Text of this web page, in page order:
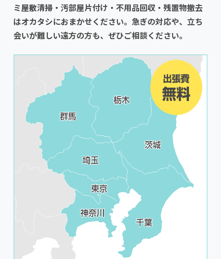
ミ屋敷清掃・汚部屋片付け・不用品回収・残置物撤去
はオカタシにおまかせください。急ぎの対応や、立ち
会いが難しい遠方の方も、ぜひご相談ください。